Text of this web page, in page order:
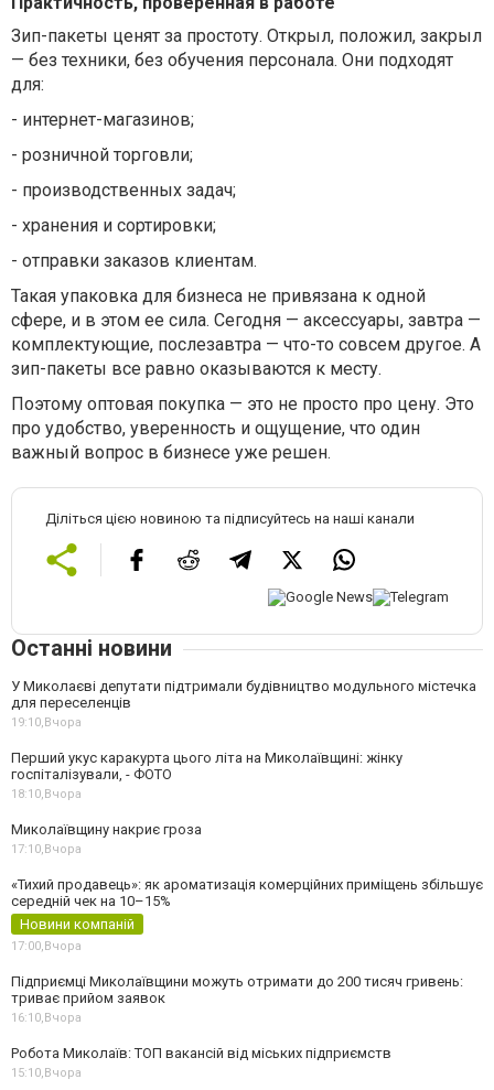
Зип-пакеты ценят за простоту. Открыл, положил, закрыл
— без техники, без обучения персонала. Они подходят
для:
- интернет-магазинов;
- розничной торговли;
- производственных задач;
- хранения и сортировки;
- отправки заказов клиентам.
Такая упаковка для бизнеса не привязана к одной
сфере, и в этом ее сила. Сегодня — аксессуары, завтра —
комплектующие, послезавтра — что-то совсем другое. А
зип-пакеты все равно оказываются к месту.
Поэтому оптовая покупка — это не просто про цену. Это
про удобство, уверенность и ощущение, что один
важный вопрос в бизнесе уже решен.
Діліться цією новиною та підписуйтесь на наші канали
Останні новини
У Миколаєві депутати підтримали будівництво модульного містечка
для переселенців
19:10, Вчора
Перший укус каракурта цього літа на Миколаївщині: жінку
госпіталізували, - ФОТО
18:10, Вчора
Миколаївщину накриє гроза
17:10, Вчора
«Тихий продавець»: як ароматизація комерційних приміщень збільшує
середній чек на 10–15%
Новини компаній
17:00, Вчора
Підприємці Миколаївщини можуть отримати до 200 тисяч гривень:
триває прийом заявок
16:10, Вчора
Робота Миколаїв: ТОП вакансій від міських підприємств
15:10, Вчора